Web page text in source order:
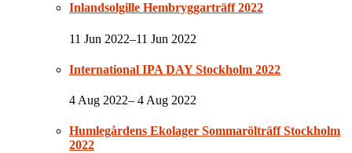
Inlandsolgille Hembryggarträff 2022
11 Jun 2022–11 Jun 2022
International IPA DAY Stockholm 2022
4 Aug 2022– 4 Aug 2022
Humlegårdens Ekolager Sommarölträff Stockholm
2022